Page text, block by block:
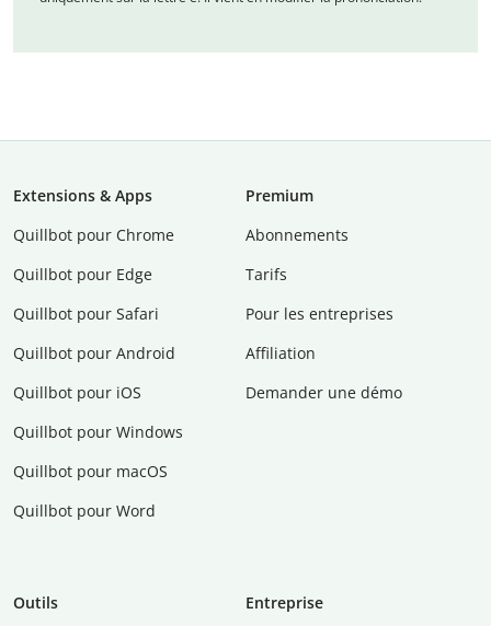
Extensions & Apps
Quillbot pour Chrome
Quillbot pour Edge
Quillbot pour Safari
Quillbot pour Android
Quillbot pour iOS
Quillbot pour Windows
Quillbot pour macOS
Quillbot pour Word
Premium
Abonnements
Tarifs
Pour les entreprises
Affiliation
Demander une démo
Outils
Entreprise